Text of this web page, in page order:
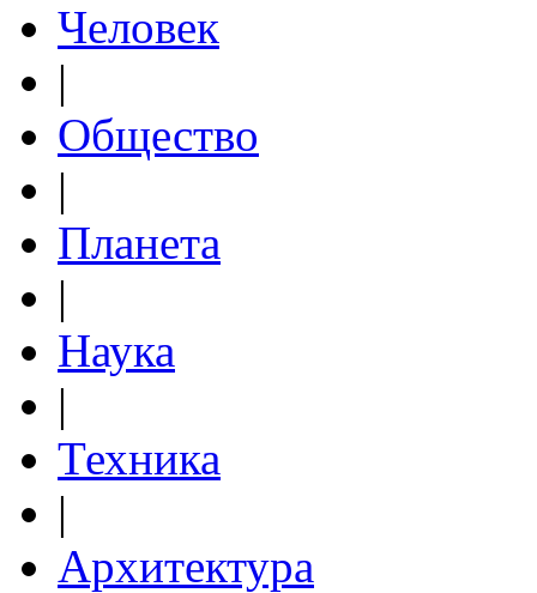
Человек
|
Общество
|
Планета
|
Наука
|
Техника
|
Архитектура